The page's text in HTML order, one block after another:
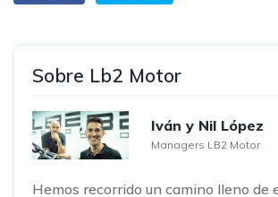
Sobre Lb2 Motor
Iván y Nil López
Managers LB2 Motor
Hemos recorrido un camino lleno de